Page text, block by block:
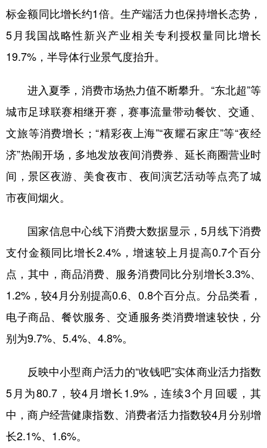
食品 人居 信息化 数字经济
学术中国 乡村振兴 银龄 溯源中国
城市 旅游 能源
彩票 娱乐 时尚 悦读
公益 一带一路 亚太网 上市公司
文化产业
地方频道
辽宁 吉林 上海 江苏
浙江 安徽 福建 江西
山东 河南 湖北 湖南
四川 贵州
多语种频道
标金额同比增长约1倍。生产端活力也保持增长态势，
5月我国战略性新兴产业相关专利授权量同比增长
19.7%，半导体行业景气度抬升。
进入夏季，消费市场热力值不断攀升。“东北超”等
城市足球联赛相继开赛，赛事流量带动餐饮、交通、
文旅等消费增长；“精彩夜上海”“夜耀石家庄”等“夜经
济”热闹开场，多地发放夜间消费券、延长商圈营业时
间，景区夜游、美食夜市、夜间演艺活动等点亮了城
市夜间烟火。
国家信息中心线下消费大数据显示，5月线下消费
支付金额同比增长2.4%，增速较上月提高0.7个百分
点，其中，商品消费、服务消费同比分别增长3.3%、
1.2%，较4月分别提高0.6、0.8个百分点。分品类看，
电子商品、餐饮服务、交通服务类消费增速较快，分
别为9.7%、5.4%、4.8%。
反映中小型商户活力的“收钱吧”实体商业活力指数
5月为80.7，较4月增长1.9%，连续3个月回暖，其
中，商户经营健康指数、消费者活力指数较4月分别增
长2.1%、1.6%。